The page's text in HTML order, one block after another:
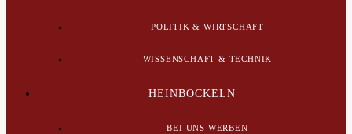
POLITIK & WIRTSCHAFT
WISSENSCHAFT & TECHNIK
HEINBOCKELN
BEI UNS WERBEN